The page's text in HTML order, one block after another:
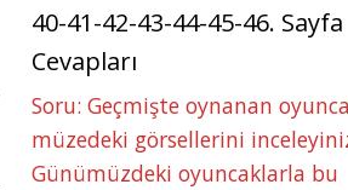
40-41-42-43-44-45-46. Sayfa
Cevapları
Soru: Geçmişte oynanan
müzedeki görsellerini
Günümüzdeki oyuncaklarla bu